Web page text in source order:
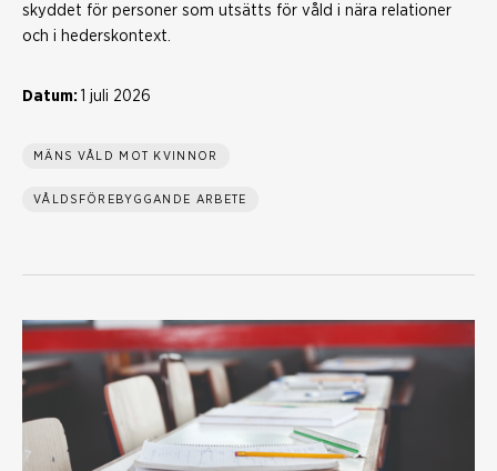
skyddet för personer som utsätts för våld i nära relationer
och i hederskontext.
Datum: 1 juli 2026
MÄNS VÅLD MOT KVINNOR
VÅLDSFÖREBYGGANDE ARBETE